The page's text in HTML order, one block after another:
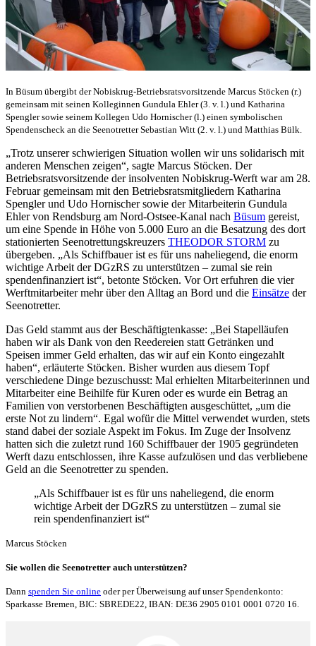
In Büsum übergibt der Nobiskrug-Betriebsratsvorsitzende Marcus Stöcken (r.)
gemeinsam mit seinen Kolleginnen Gundula Ehler (3. v. l.) und Katharina
Spengler sowie seinem Kollegen Udo Hornischer (l.) einen symbolischen
Spendenscheck an die Seenotretter Sebastian Witt (2. v. l.) und Matthias Bülk.
„Trotz unserer schwierigen Situation wollen wir uns solidarisch mit
anderen Menschen zeigen“, sagte Marcus Stöcken. Der
Betriebsratsvorsitzende der insolventen Nobiskrug-Werft war am 28.
Februar gemeinsam mit den Betriebsratsmitgliedern Katharina
Spengler und Udo Hornischer sowie der Mitarbeiterin Gundula
Ehler von Rendsburg am Nord-Ostsee-Kanal nach Büsum gereist,
um eine Spende in Höhe von 5.000 Euro an die Besatzung des dort
stationierten Seenotrettungskreuzers THEODOR STORM zu
übergeben. „Als Schiffbauer ist es für uns naheliegend, die enorm
wichtige Arbeit der DGzRS zu unterstützen – zumal sie rein
spendenfinanziert ist“, betonte Stöcken. Vor Ort erfuhren die vier
Werftmitarbeiter mehr über den Alltag an Bord und die Einsätze der
Seenotretter.
Das Geld stammt aus der Beschäftigtenkasse: „Bei Stapelläufen
haben wir als Dank von den Reedereien statt Getränken und
Speisen immer Geld erhalten, das wir auf ein Konto eingezahlt
haben“, erläuterte Stöcken. Bisher wurden aus diesem Topf
verschiedene Dinge bezuschusst: Mal erhielten Mitarbeiterinnen und
Mitarbeiter eine Beihilfe für Kuren oder es wurde ein Betrag an
Familien von verstorbenen Beschäftigten ausgeschüttet, „um die
erste Not zu lindern“. Egal wofür die Mittel verwendet wurden, stets
stand dabei der soziale Aspekt im Fokus. Im Zuge der Insolvenz
hatten sich die zuletzt rund 160 Schiffbauer der 1905 gegründeten
Werft dazu entschlossen, ihre Kasse aufzulösen und das verbliebene
Geld an die Seenotretter zu spenden.
„Als Schiffbauer ist es für uns naheliegend, die enorm
wichtige Arbeit der DGzRS zu unterstützen – zumal sie
rein spendenfinanziert ist“
Marcus Stöcken
Sie wollen die Seenotretter auch unterstützen?
Dann spenden Sie online oder per Überweisung auf unser Spendenkonto:
Sparkasse Bremen, BIC: SBREDE22, IBAN: DE36 2905 0101 0001 0720 16.